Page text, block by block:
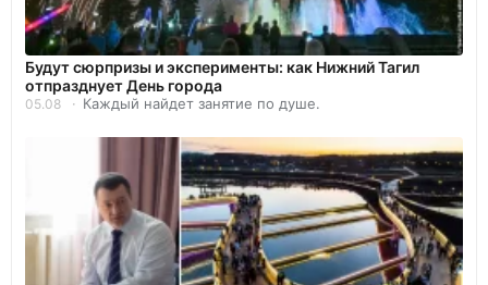
Будут сюрпризы и эксперименты: как Нижний Тагил
отпразднует День города
05.08 Каждый найдет занятие по душе.